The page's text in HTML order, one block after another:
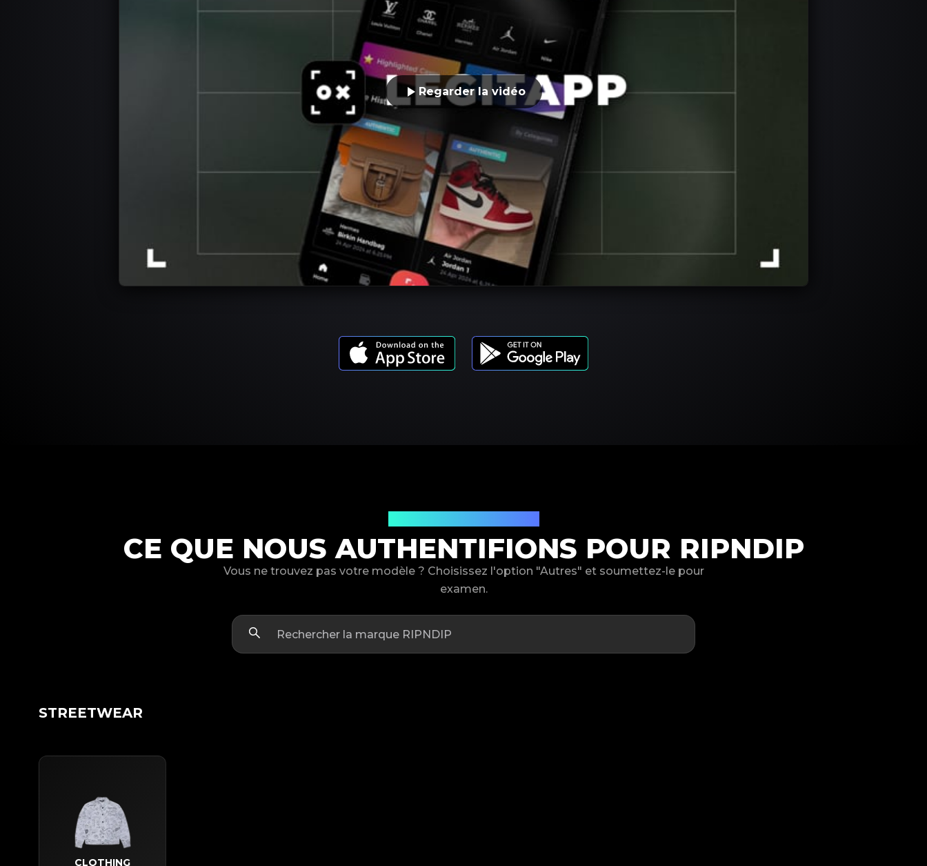
Regarder la vidéo
CE QUE NOUS AUTHENTIFIONS POUR RIPNDIP
Vous ne trouvez pas votre modèle ? Choisissez l'option "Autres" et soumettez-le pour
examen.
STREETWEAR
CLOTHING